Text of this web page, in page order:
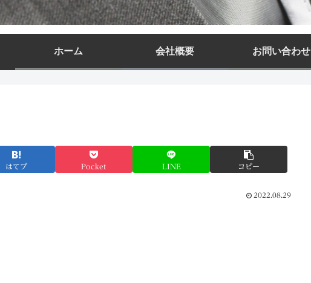
ホーム 会社概要 お問い合わせ
はてブ Pocket LINE コピー
2022.08.29